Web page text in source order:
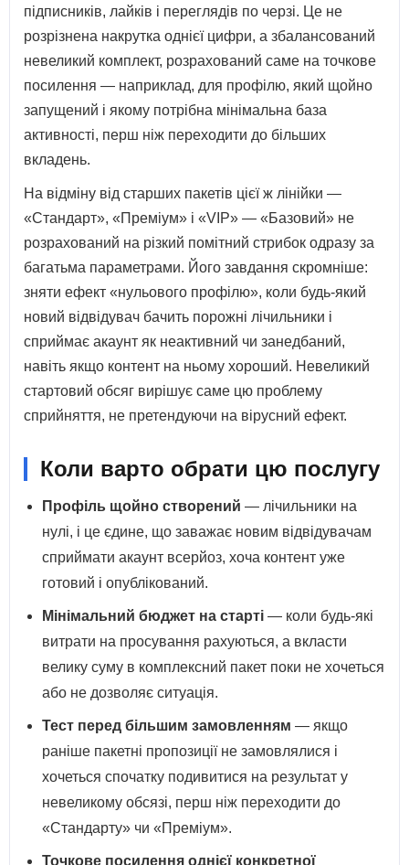
підписників, лайків і переглядів по черзі. Це не
розрізнена накрутка однієї цифри, а збалансований
невеликий комплект, розрахований саме на точкове
посилення — наприклад, для профілю, який щойно
запущений і якому потрібна мінімальна база
активності, перш ніж переходити до більших
вкладень.
На відміну від старших пакетів цієї ж лінійки —
«Стандарт», «Преміум» і «VIP» — «Базовий» не
розрахований на різкий помітний стрибок одразу за
багатьма параметрами. Його завдання скромніше:
зняти ефект «нульового профілю», коли будь-який
новий відвідувач бачить порожні лічильники і
сприймає акаунт як неактивний чи занедбаний,
навіть якщо контент на ньому хороший. Невеликий
стартовий обсяг вирішує саме цю проблему
сприйняття, не претендуючи на вірусний ефект.
Коли варто обрати цю послугу
Профіль щойно створений — лічильники на
нулі, і це єдине, що заважає новим відвідувачам
сприймати акаунт всерйоз, хоча контент уже
готовий і опублікований.
Мінімальний бюджет на старті — коли будь-які
витрати на просування рахуються, а вкласти
велику суму в комплексний пакет поки не хочеться
або не дозволяє ситуація.
Тест перед більшим замовленням — якщо
раніше пакетні пропозиції не замовлялися і
хочеться спочатку подивитися на результат у
невеликому обсязі, перш ніж переходити до
«Стандарту» чи «Преміум».
Точкове посилення однієї конкретної